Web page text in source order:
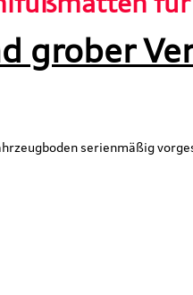
grober
serienmäßig